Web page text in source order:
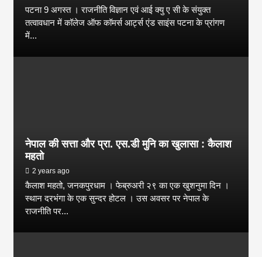
पटना 9 अगस्त । राजनीति विज्ञान एवं आई क्यु ए सी के संयुक्त
तत्वावधान में कॉलेज ऑफ कॉमर्स आर्ट्स एंड साइंस पटना के प्रांगण
में...
नेपाल की सत्ता और प्रा. एस.डी मुनि का खुलासा : कैलाश
महतो
2 years ago
कैलाश महतो, जनकपुरधाम । फेब्रुअरी २९ का एक खुशनुमा दिन ।
स्थान दरभंगा के एक सुन्दर होटल । उस अवसर पर नेपाल के
राजनीति पर...